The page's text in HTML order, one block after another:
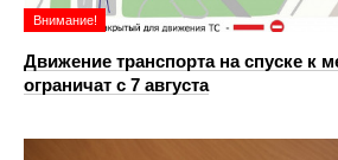
Внимание!
Движение транспорта на спуске к
ограничат с 7 августа